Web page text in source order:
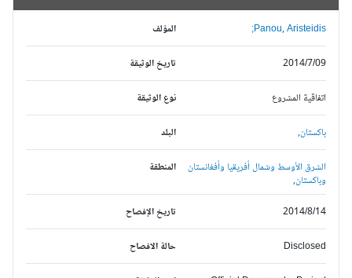
المؤلف Panou, Aristeidis;
تاريخ الوثيقة 2014/7/09
نوع الوثيقة اتفاقية المشروع
البلد باكستان,
المنطقة
الشرق الأوسط وشمال أفريقيا وأفغانستان
وباكستان,
تاريخ الإفصاح
2014/8/14
حالة الافصاح Disclosed